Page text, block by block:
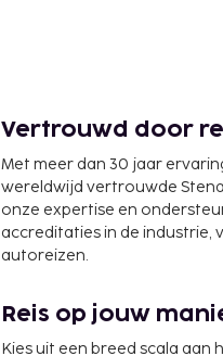
Vertrouwd door
Met meer dan 30 jaar
wereldwijd vertrouwde
onze expertise en
accreditaties in de industrie,
autoreizen.
Reis op jouw
Kies uit een breed scala